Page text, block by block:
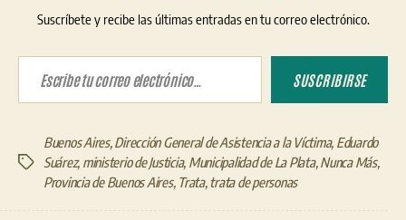
Suscríbete y recibe las últimas entradas en tu correo electrónico.
Escribe tu correo electrónico…
SUSCRIBIRSE
Etiquetas
Buenos Aires, Dirección General de Asistencia a la Víctima, Eduardo
Suárez, ministerio de Justicia, Municipalidad de La Plata, Nunca Más,
Provincia de Buenos Aires, Trata, trata de personas